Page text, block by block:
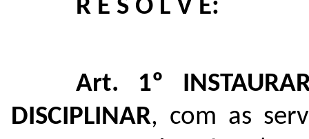
R E S O L V E:
Art. 1º
DISCIPLINAR, com as